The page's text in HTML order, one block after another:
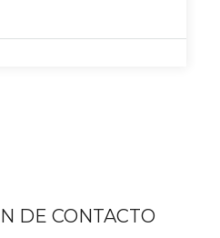
DE CONTACTO